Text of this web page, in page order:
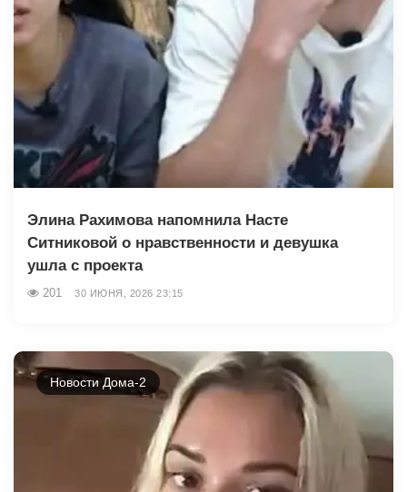
Элина Рахимова напомнила Насте
Ситниковой о нравственности и девушка
ушла с проекта
201 30 ИЮНЯ, 2026 23:15
Новости Дома-2